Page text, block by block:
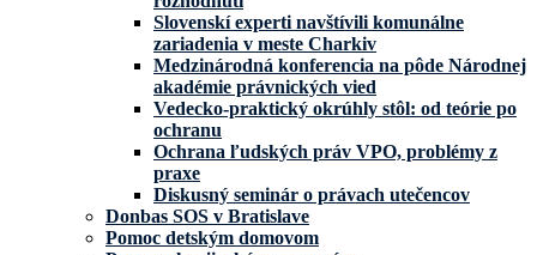
Slovenskí experti navštívili komunálne
zariadenia v meste Charkiv
Medzinárodná konferencia na pôde Národnej
akadémie právnických vied
Vedecko-praktický okrúhly stôl: od teórie po
ochranu
Ochrana ľudských práv VPO, problémy z
praxe
Diskusný seminár o právach utečencov
Donbas SOS v Bratislave
Pomoc detským domovom